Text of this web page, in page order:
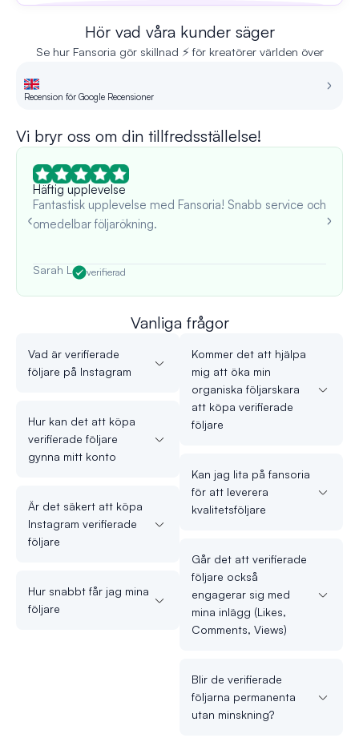
Hör vad våra kunder säger
Se hur Fansoria gör skillnad ⚡ för kreatörer världen över
Recension för Google Recensioner
Vi bryr oss om din tillfredsställelse!
Häftig upplevelse
Fantastisk upplevelse med Fansoria! Snabb service och
omedelbar följarökning.
Sarah L verifierad
Vanliga frågor
Vad är verifierade
följare på Instagram
Hur kan det att köpa
verifierade följare
gynna mitt konto
Är det säkert att köpa
Instagram verifierade
följare
Hur snabbt får jag mina
följare
Kommer det att hjälpa
mig att öka min
organiska följarskara
att köpa verifierade
följare
Kan jag lita på fansoria
för att leverera
kvalitetsföljare
Går det att verifierade
följare också
engagerar sig med
mina inlägg (Likes,
Comments, Views)
Blir de verifierade
följarna permanenta
utan minskning?